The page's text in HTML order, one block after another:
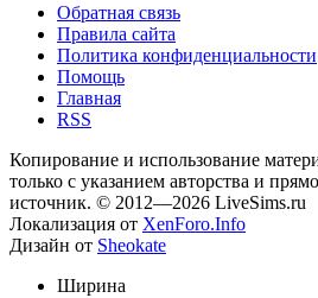
Обратная связь
Правила сайта
Политика конфиденциальности
Помощь
Главная
RSS
Копирование и использование
только с указанием авторства и
источник. © 2012—2026 LiveSims.ru
Локализация от XenForo.Info
Дизайн от Sheokate
Ширина